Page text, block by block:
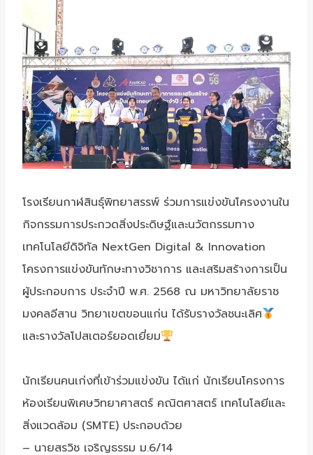
โรงเรียนกาฬสินธุ์พิทยาสรรพ์ ร่วมการแข่งขันโครงงานใน
กิจกรรมการประกวดสิ่งประดิษฐ์และนวัตกรรมทาง
เทคโนโลยีดิจิทัล NextGen Digital & Innovation
โครงการแข่งขันทักษะทางวิชาการ และเสริมสร้างการเป็น
ผู้ประกอบการ ประจำปี พ.ศ. 2568 ณ มหาวิทยาลัยราช
มงคลอีสาน วิทยาเขตขอนแก่น ได้รับรางวัลชนะเลิศ
และรางวัลโปสเตอร์ยอดเยี่ยม
นักเรียนคนเก่งที่เข้าร่วมแข่งขัน ได้แก่ นักเรียนโครงการ
ห้องเรียนพิเศษวิทยาศาสตร์ คณิตศาสตร์ เทคโนโลยีและ
สิ่งแวดล้อม (SMTE) ประกอบด้วย
– นายสรวิช เจริญธรรม ม.6/14